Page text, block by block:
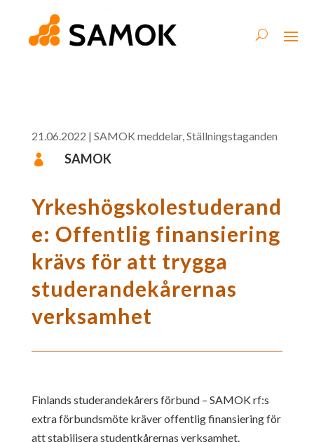
21.06.2022 | SAMOK meddelar,Ställningstaganden
 SAMOK
Yrkeshögskolestuderand
e: Offentlig finansiering
krävs för att trygga
studerandekårernas
verksamhet
Finlands studerandekårers förbund – SAMOK rf:s
extra förbundsmöte kräver offentlig finansiering för
att stabilisera studentkårernas verksamhet.